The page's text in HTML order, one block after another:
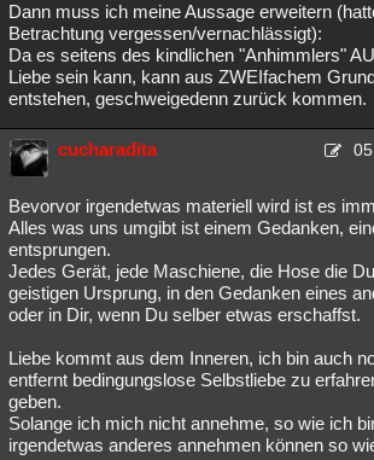
Dann muss ich meine Aussage erweitern
Betrachtung vergessen/vernachlässigt):
Da es seitens des kindlichen "Anhimmlers"
Liebe sein kann, kann aus ZWEIfachem
entstehen, geschweigedenn zurück kommen.
cucharadita
Bevorvor irgendetwas materiell wird ist es
Alles was uns umgibt ist einem Gedanken,
entsprungen.
Jedes Gerät, jede Maschiene, die Hose die
geistigen Ursprung, in den Gedanken eines
oder in Dir, wenn Du selber etwas erschaffst.
Liebe kommt aus dem Inneren, ich bin auch
entfernt bedingungslose Selbstliebe zu
geben.
Solange ich mich nicht annehme, so wie ich
irgendetwas anderes annehmen können so